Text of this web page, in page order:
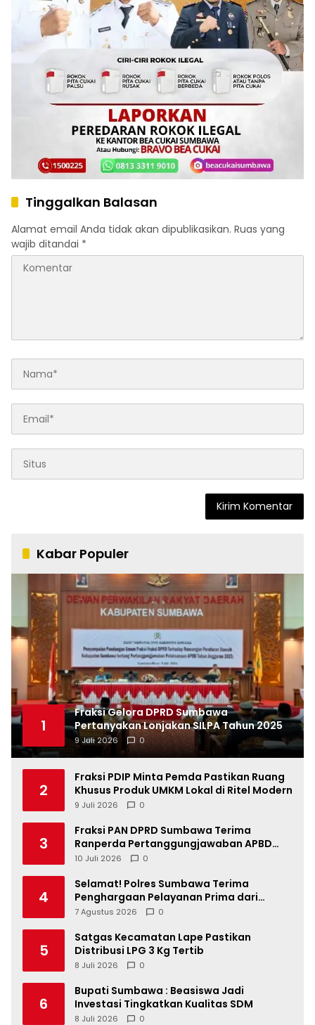
Tinggalkan Balasan
Alamat email Anda tidak akan dipublikasikan. Ruas yang
wajib ditandai *
Kabar Populer
1
Fraksi Gelora DPRD Sumbawa
Pertanyakan Lonjakan SILPA Tahun 2025
9 Juli 2026 0
2
Fraksi PDIP Minta Pemda Pastikan Ruang
Khusus Produk UMKM Lokal di Ritel Modern
9 Juli 2026 0
3
Fraksi PAN DPRD Sumbawa Terima
Ranperda Pertanggungjawaban APBD
2025, Soroti SILPA Rp201,68 Miliar dan
10 Juli 2026 0
4
Selamat! Polres Sumbawa Terima
Penghargaan Pelayanan Prima dari
Kapolri
7 Agustus 2026 0
5
Satgas Kecamatan Lape Pastikan
Distribusi LPG 3 Kg Tertib
8 Juli 2026 0
6
Bupati Sumbawa : Beasiswa Jadi
Investasi Tingkatkan Kualitas SDM
8 Juli 2026 0